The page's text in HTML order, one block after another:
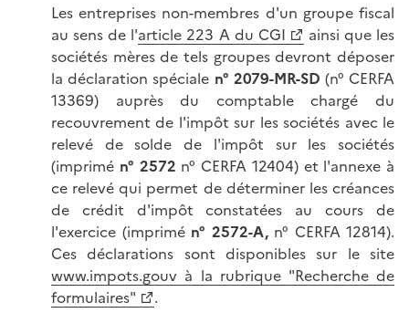
Les entreprises non-membres d'un groupe fiscal
au sens de l'article 223 A du CGI
ainsi que les
sociétés mères de tels groupes devront déposer
la déclaration spéciale n° 2079-MR-SD (n° CERFA
13369) auprès du comptable chargé du
recouvrement de l'impôt sur les sociétés avec le
relevé de solde de l'impôt sur les sociétés
(imprimé n° 2572 n° CERFA 12404) et l'annexe à
ce relevé qui permet de déterminer les créances
de crédit d'impôt constatées au cours de
l'exercice (imprimé n° 2572-A, n° CERFA 12814).
Ces déclarations sont disponibles sur le site
www.impots.gouv à la rubrique "Recherche de
formulaires"
.